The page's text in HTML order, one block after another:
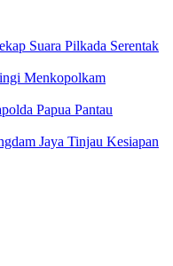
Suara Pilkada Serentak
Menkopolkam
Papua Pantau
Jaya Tinjau Kesiapan